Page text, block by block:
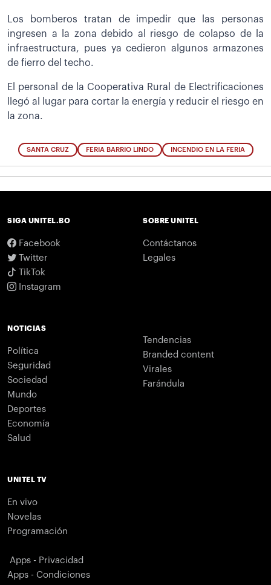
Los bomberos tratan de impedir que las personas
ingresen a la zona debido al riesgo de colapso de la
infraestructura, pues ya cedieron algunos armazones
de fierro del techo.
El personal de la Cooperativa Rural de Electrificaciones
llegó al lugar para cortar la energía y reducir el riesgo en
la zona.
SANTA CRUZ FERIA BARRIO LINDO INCENDIO EN LA FERIA
SIGA UNITEL.BO
Facebook
Twitter
TikTok
Instagram
SOBRE UNITEL
Contáctanos
Legales
NOTICIAS
Política
Seguridad
Sociedad
Mundo
Deportes
Economía
Salud
Tendencias
Branded content
Virales
Farándula
UNITEL TV
En vivo
Novelas
Programación
Apps - Privacidad
Apps - Condiciones